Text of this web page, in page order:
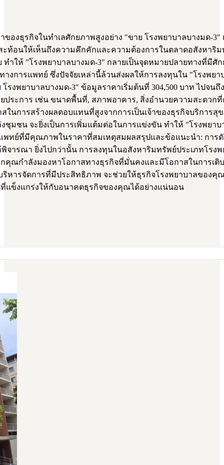
องธุรกิจในทำเลศักยภาพสูงอย่าง "ขาย โรงพยาบาลบางมด-
ะท้อนให้เห็นถึงความคึกคักและความต้องการในตลาดอสังหา
ให้ "โรงพยาบาลบางมด-3" กลายเป็นจุดหมายปลายทางที่มีศั
งการแพทย์ ซึ่งปัจจัยเหล่านี้ล้วนส่งผลให้การลงทุนใน "โรงพย
งพยาบาลบางมด-3" ข้อมูลราคาเริ่มต้นที่ 304,500 บาท ไปจน
ระการ เช่น ขนาดพื้นที่, สภาพอาคาร, สิ่งอำนวยความสะดวก
นการสร้างผลตอบแทนที่สูงจากการเป็นเจ้าของธุรกิจบริการสุ
มชน จะยิ่งเป็นการเพิ่มแต้มต่อในการแข่งขัน ทำให้ "โรงพยา
พทย์ที่มีคุณภาพในราคาที่สมเหตุสมผลสรุปและข้อแนะนำ: การ
รณา ยิ่งไปกว่านั้น การลงทุนในอสังหาริมทรัพย์ประเภทโรง
ณกำลังมองหาโอกาสทางธุรกิจที่มั่นคงและมีโอกาสในการเ
หารจัดการที่มีประสิทธิภาพ จะช่วยให้ธุรกิจโรงพยาบาลของ
ที่แข็งแกร่งให้กับอนาคตธุรกิจของคุณได้อย่างแน่นอน